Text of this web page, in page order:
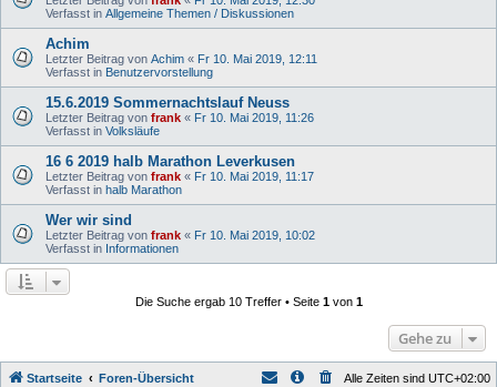
Verfasst in Allgemeine Themen / Diskussionen
Achim
Letzter Beitrag von Achim « Fr 10. Mai 2019, 12:11
Verfasst in Benutzervorstellung
15.6.2019 Sommernachtslauf Neuss
Letzter Beitrag von frank « Fr 10. Mai 2019, 11:26
Verfasst in Volksläufe
16 6 2019 halb Marathon Leverkusen
Letzter Beitrag von frank « Fr 10. Mai 2019, 11:17
Verfasst in halb Marathon
Wer wir sind
Letzter Beitrag von frank « Fr 10. Mai 2019, 10:02
Verfasst in Informationen
Die Suche ergab 10 Treffer • Seite 1von 1
Gehe zu
Startseite Foren-Übersicht Alle Zeiten sind UTC+02:00